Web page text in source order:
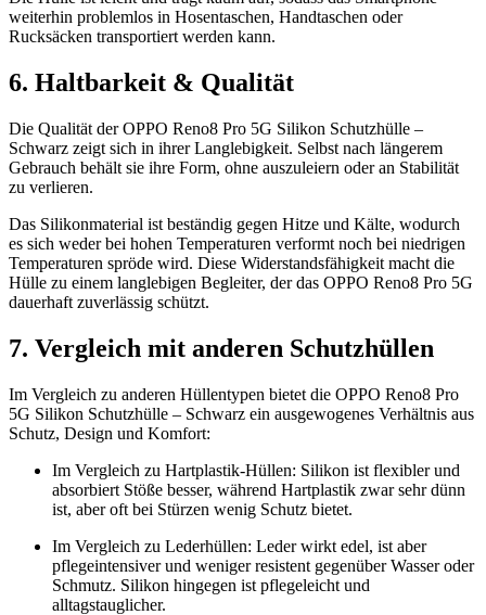
weiterhin problemlos in Hosentaschen, Handtaschen oder
Rucksäcken transportiert werden kann.
6. Haltbarkeit & Qualität
Die Qualität der OPPO Reno8 Pro 5G Silikon Schutzhülle –
Schwarz zeigt sich in ihrer Langlebigkeit. Selbst nach längerem
Gebrauch behält sie ihre Form, ohne auszuleiern oder an Stabilität
zu verlieren.
Das Silikonmaterial ist beständig gegen Hitze und Kälte, wodurch
es sich weder bei hohen Temperaturen verformt noch bei niedrigen
Temperaturen spröde wird. Diese Widerstandsfähigkeit macht die
Hülle zu einem langlebigen Begleiter, der das OPPO Reno8 Pro 5G
dauerhaft zuverlässig schützt.
7. Vergleich mit anderen Schutzhüllen
Im Vergleich zu anderen Hüllentypen bietet die OPPO Reno8 Pro
5G Silikon Schutzhülle – Schwarz ein ausgewogenes Verhältnis aus
Schutz, Design und Komfort:
Im Vergleich zu Hartplastik-Hüllen: Silikon ist flexibler und
absorbiert Stöße besser, während Hartplastik zwar sehr dünn
ist, aber oft bei Stürzen wenig Schutz bietet.
Im Vergleich zu Lederhüllen: Leder wirkt edel, ist aber
pflegeintensiver und weniger resistent gegenüber Wasser oder
Schmutz. Silikon hingegen ist pflegeleicht und
alltagstauglicher.